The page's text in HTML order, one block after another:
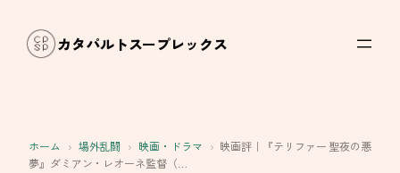
カタパルトスープレックス
ホーム › 場外乱闘 › 映画・ドラマ › 映画評｜『テリファー 聖夜の悪
夢』ダミアン・レオーネ監督（…